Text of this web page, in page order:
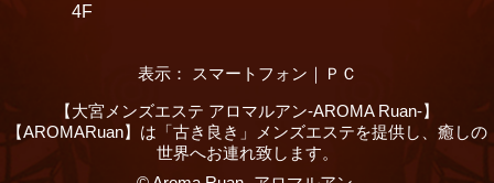
4F
表示： スマートフォン｜
ＰＣ
【大宮メンズエステ アロマルアン-AROMA Ruan-】
【AROMARuan】は「古き良き」メンズエステを提供し、癒しの
世界へお連れ致します。